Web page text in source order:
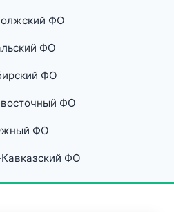
ФО
ФО
ФО
ФО
ФО
ФО